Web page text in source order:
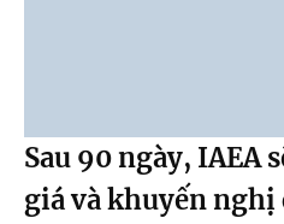
Sau 90 ngày, IAEA
giá và khuyến nghị